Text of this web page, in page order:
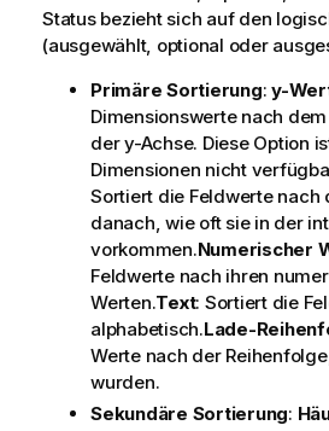
Status bezieht sich auf den
(ausgewählt, optional oder
Primäre Sortierung: y-
Dimensionswerte nach
der y-Achse. Diese Option
Dimensionen nicht
Sortiert die Feldwerte nach
danach, wie oft sie in der
vorkommen.Numerischer
Feldwerte nach ihren
Werten.Text: Sortiert die
alphabetisch.Lade-
Werte nach der
wurden.
Sekundäre Sortierung: